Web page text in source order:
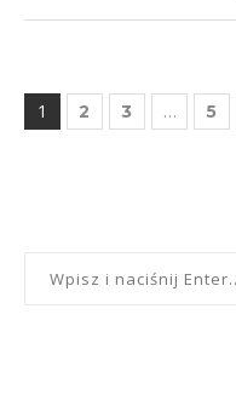
1 2 3 … 5